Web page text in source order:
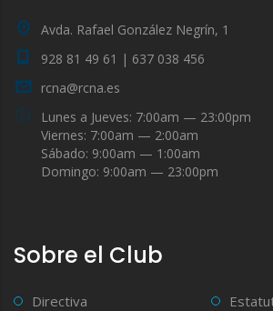
Avda. Rafael González Negrín, 1
928 81 49 61 | 637 038 456
rcna@rcna.es
Lunes a Jueves: 7:00am — 23:00pm
Viernes: 7:00am — 2:00am
Sábado: 9:00am — 1:00am
Domingo: 9:00am — 23:00pm
Sobre el Club
Directiva